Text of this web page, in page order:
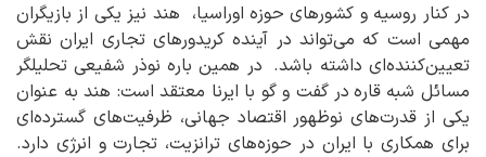
در کنار روسیه و کشورهای حوزه اوراسیا، هند نیز یکی از بازیگران
مهمی است که می‌تواند در آینده کریدورهای تجاری ایران نقش
تعیین‌کننده‌ای داشته باشد. در همین باره نوذر شفیعی تحلیلگر
مسائل شبه قاره در گفت و گو با ایرنا معتقد است: هند به عنوان
یکی از قدرت‌های نوظهور اقتصاد جهانی، ظرفیت‌های گسترده‌ای
برای همکاری با ایران در حوزه‌های ترانزیت، تجارت و انرژی دارد.